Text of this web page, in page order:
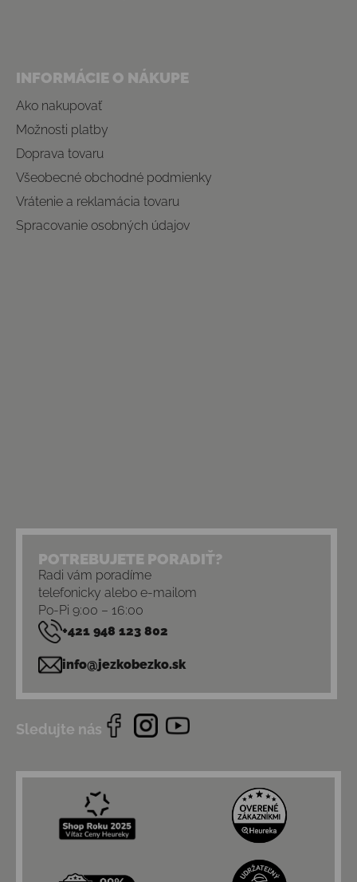
INFORMÁCIE O NÁKUPE
Ako nakupovať
Možnosti platby
Doprava tovaru
Všeobecné obchodné podmienky
Vrátenie a reklamácia tovaru
Spracovanie osobných údajov
POTREBUJETE PORADIŤ?
Radi vám poradíme
telefonicky alebo e-mailom
Po-Pi 9:00 – 16:00
+421 948 123 802
info@jezkobezko.sk
Sledujte nás